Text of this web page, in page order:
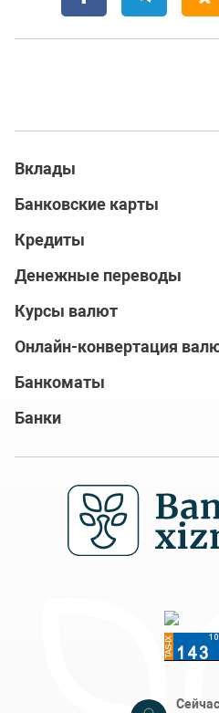
Вклады
Банковские карты
Кредиты
Денежные переводы
Курсы валют
Онлайн-конвертация
Банкоматы
Банки